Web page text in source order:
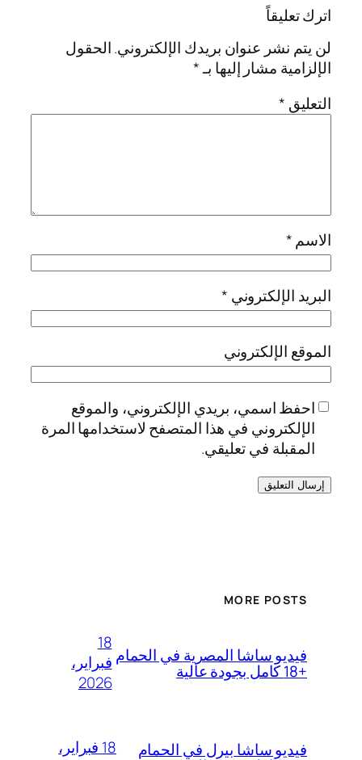
اترك تعليقاً
لن يتم نشر عنوان بريدك الإلكتروني.الحقول
الإلزامية مشار إليها بـ*
التعليق *
الاسم*
البريد الإلكتروني *
الموقع الإلكتروني
احفظ اسمي، بريدي الإلكتروني، والموقع
الإلكتروني في هذا المتصفح لاستخدامها المرة
المقبلة في تعليقي.
MORE POSTS
فيديو ساشا المصرية في الحمام
+18 كامل بجودة عالية
18
فبراير،
2026
فيديو ساشا بيرل في الحمام
18 فبراير،